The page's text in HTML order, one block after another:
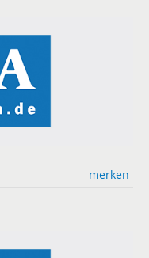
merken